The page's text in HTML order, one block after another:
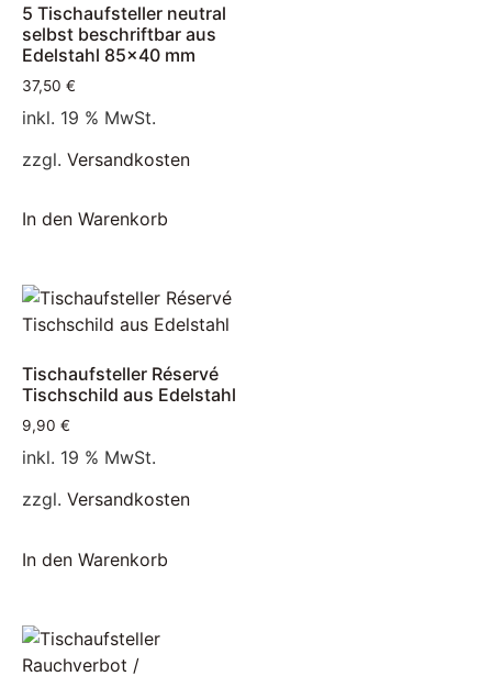
5 Tischaufsteller neutral
selbst beschriftbar aus
Edelstahl 85×40 mm
37,50 €
inkl. 19 % MwSt.
zzgl. Versandkosten
In den Warenkorb
Tischaufsteller Réservé
Tischschild aus Edelstahl
9,90 €
inkl. 19 % MwSt.
zzgl. Versandkosten
In den Warenkorb